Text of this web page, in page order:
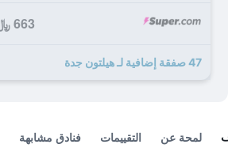
663 ﷼
47 صفقة إضافية لـ هيلتون جدة
لمحة عن التقييمات فنادق مشابهة